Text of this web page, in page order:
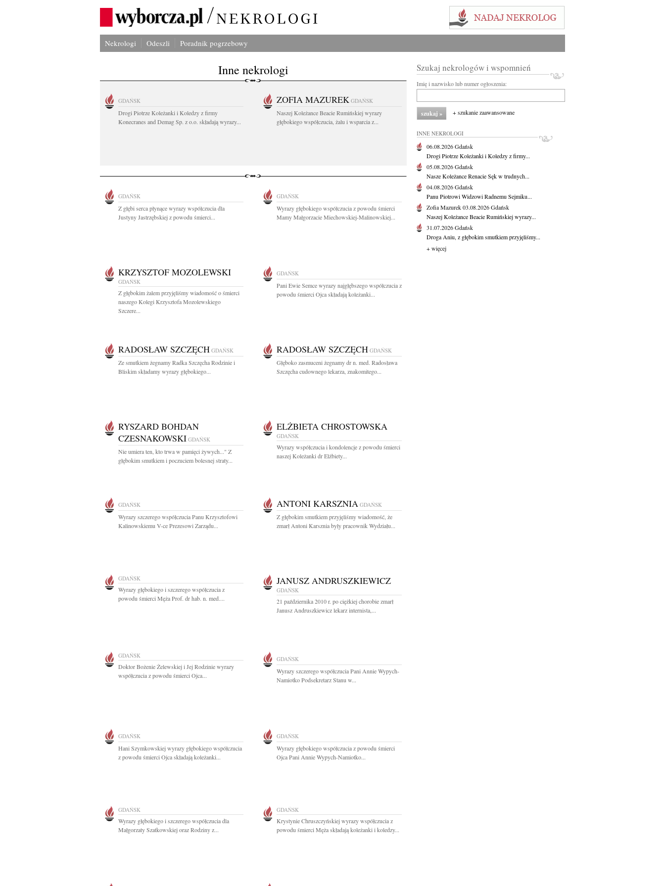
Nekrologi Odeszli Poradnik pogrzebowy
Inne nekrologi
GDAŃSK
Drogi Piotrze Koleżanki i Koledzy z firmy
Konecranes and Demag Sp. z o.o. składają wyrazy...
ZOFIA MAZUREK GDAŃSK
Naszej Koleżance Beacie Rumińskiej wyrazy
głębokiego współczucia, żalu i wsparcia z...
GDAŃSK
Z głębi serca płynące wyrazy współczucia dla
Justyny Jastrzębskiej z powodu śmierci...
GDAŃSK
Wyrazy głębokiego współczucia z powodu śmierci
Mamy Małgorzacie Miechowskiej-Malinowskiej...
KRZYSZTOF MOZOLEWSKI
GDAŃSK
Z głębokim żalem przyjęliśmy wiadomość o śmierci
naszego Kolegi Krzysztofa Mozolewskiego
Szczere...
GDAŃSK
Pani Ewie Semce wyrazy najgłębszego współczucia z
powodu śmierci Ojca składają koleżanki...
RADOSŁAW SZCZĘCH GDAŃSK
Ze smutkiem żegnamy Radka Szczęcha Rodzinie i
Bliskim składamy wyrazy głębokiego...
RADOSŁAW SZCZĘCH GDAŃSK
Głęboko zasmuceni żegnamy dr n. med. Radosława
Szczęcha cudownego lekarza, znakomitego...
RYSZARD BOHDAN
CZESNAKOWSKI GDAŃSK
Nie umiera ten, kto trwa w pamięci żywych..." Z
głębokim smutkiem i poczuciem bolesnej straty...
ELŻBIETA CHROSTOWSKA
GDAŃSK
Wyrazy współczucia i kondolencje z powodu śmierci
naszej Koleżanki dr Elżbiety...
GDAŃSK
Wyrazy szczerego współczucia Panu Krzysztofowi
Kalinowskiemu V-ce Prezesowi Zarządu...
ANTONI KARSZNIA GDAŃSK
Z głębokim smutkiem przyjęliśmy wiadomość, że
zmarł Antoni Karsznia były pracownik Wydziału...
GDAŃSK
Wyrazy głębokiego i szczerego współczucia z
powodu śmierci Męża Prof. dr hab. n. med....
JANUSZ ANDRUSZKIEWICZ
GDAŃSK
21 października 2010 r. po ciężkiej chorobie zmarł
Janusz Andruszkiewicz lekarz internista,...
GDAŃSK
Doktor Bożenie Żelewskiej i Jej Rodzinie wyrazy
współczucia z powodu śmierci Ojca...
GDAŃSK
Wyrazy szczerego współczucia Pani Annie Wypych-
Namiotko Podsekretarz Stanu w...
GDAŃSK
Hani Szymkowskiej wyrazy głębokiego współczucia
z powodu śmierci Ojca składają koleżanki...
GDAŃSK
Wyrazy głębokiego współczucia z powodu śmierci
Ojca Pani Annie Wypych-Namiotko...
GDAŃSK
Wyrazy głębokiego i szczerego współczucia dla
Małgorzaty Szatkowskiej oraz Rodziny z...
GDAŃSK
Krystynie Chruszczyńskiej wyrazy współczucia z
powodu śmierci Męża składają koleżanki i koledzy...
Szukaj nekrologów i wspomnień
Imię i nazwisko lub numer ogłoszenia:
+ szukanie zaawansowane
INNE NEKROLOGI
06.08.2026Gdańsk
Drogi Piotrze Koleżanki i Koledzy z firmy...
05.08.2026Gdańsk
Nasze Koleżance Renacie Sęk w trudnych...
04.08.2026Gdańsk
Panu Piotrowi Widzowi Radnemu Sejmiku...
Zofia Mazurek03.08.2026Gdańsk
Naszej Koleżance Beacie Rumińskiej wyrazy...
31.07.2026Gdańsk
Droga Aniu, z głębokim smutkiem przyjęliśmy...
+ więcej